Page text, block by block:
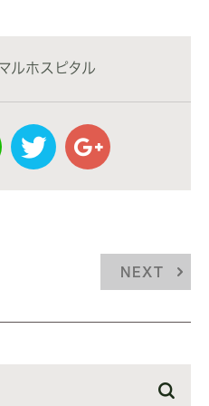
ルホスピタル
NEXT